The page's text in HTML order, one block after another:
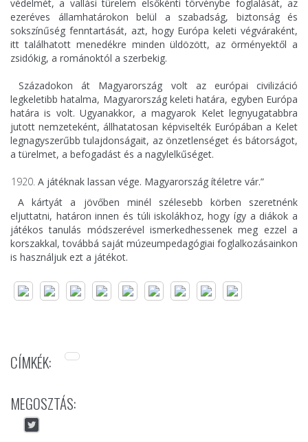
védelmét, a vallási türelem elsőkénti törvénybe foglalását, az
ezeréves államhatárokon belül a szabadság, biztonság és
sokszínűség fenntartását, azt, hogy Európa keleti végváraként,
itt találhatott menedékre minden üldözött, az örményektől a
zsidókig, a románoktól a szerbekig.
Századokon át Magyarország volt az európai civilizáció
legkeletibb hatalma, Magyarország keleti határa, egyben Európa
határa is volt. Ugyanakkor, a magyarok Kelet legnyugatabbra
jutott nemzeteként, állhatatosan képviselték Európában a Kelet
legnagyszerűbb tulajdonságait, az önzetlenséget és bátorságot,
a türelmet, a befogadást és a nagylelkűséget.
A játéknak lassan vége. Magyarország ítéletre vár.”
A kártyát a jövőben minél szélesebb körben szeretnénk
eljuttatni, határon innen és túli iskolákhoz, hogy így a diákok a
játékos tanulás módszerével ismerkedhessenek meg ezzel a
korszakkal, továbbá saját múzeumpedagógiai foglalkozásainkon
is használjuk ezt a játékot.
CÍMKÉK:
MEGOSZTÁS: